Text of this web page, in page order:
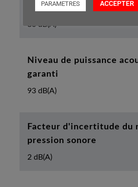
Niveau de pression
80 dB(A)
Niveau de puissance
garanti
93 dB(A)
Facteur d'incertitude du
pression sonore
2 dB(A)
PARAMETRES ACCEPTER